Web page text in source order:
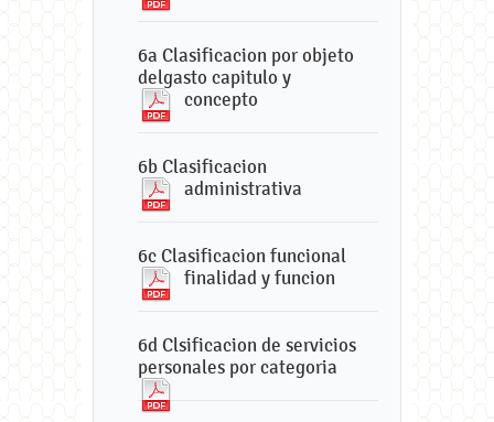
6a Clasificacion por objeto
delgasto capitulo y
concepto
6b Clasificacion
administrativa
6c Clasificacion funcional
finalidad y funcion
6d Clsificacion de servicios
personales por categoria